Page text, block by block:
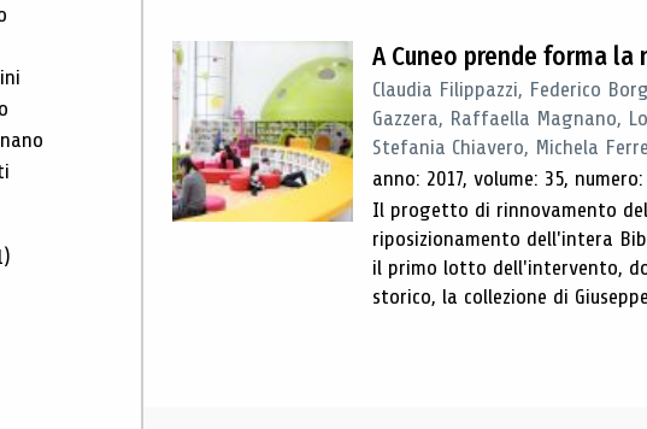
A Cuneo prende forma
Claudia Filippazzi, Federico
Gazzera, Raffaella Magnano,
Stefania Chiavero, Michela
anno: 2017, volume: 35, numero:
Il progetto di rinnovamento
riposizionamento dell'intera
il primo lotto dell'intervento,
storico, la collezione di